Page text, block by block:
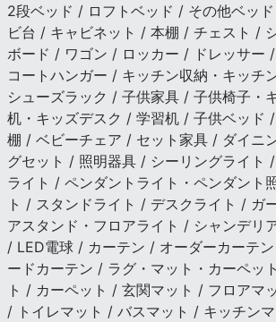
2段ベッド / ロフトベッド / その他ベッ
ビ台 / キャビネット / 本棚 / チェスト /
ボード / ワゴン / ロッカー / ドレッサー /
コートハンガー / キッチン収納・キッチ
シューズラック / 子供家具 / 子供椅子・
机・キッズデスク / 学習机 / 子供ベッド
棚 / ベビーチェア / セット家具 / ダイニ
グセット / 照明器具 / シーリングライト
ライト / ペンダントライト・ペンダント
ト / スタンドライト / デスクライト / ガ
アスタンド・フロアライト / シャンデリ
/ LED電球 / カーテン / オーダーカーテ
ードカーテン / ラグ・マット・カーペッ
ト / カーペット / 玄関マット / フロアマ
/ トイレマット / バスマット / キッチン